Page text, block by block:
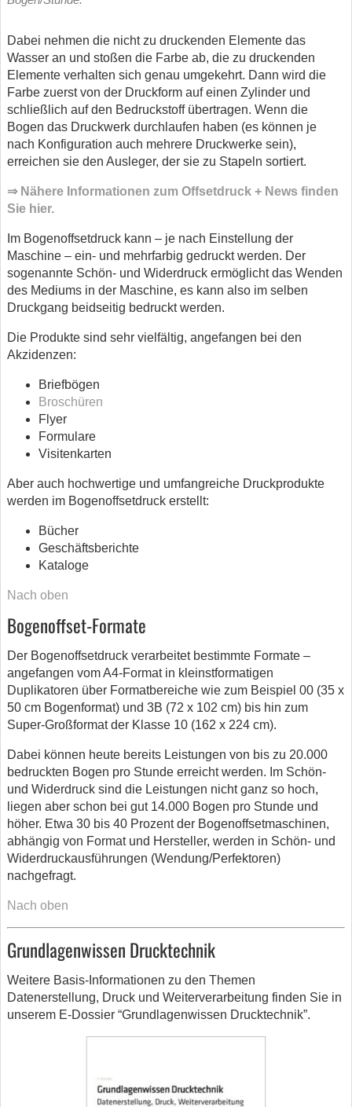
Dabei nehmen die nicht zu druckenden Elemente das
Wasser an und stoßen die Farbe ab, die zu druckenden
Elemente verhalten sich genau umgekehrt. Dann wird die
Farbe zuerst von der Druckform auf einen Zylinder und
schließlich auf den Bedruckstoff übertragen. Wenn die
Bogen das Druckwerk durchlaufen haben (es können je
nach Konfiguration auch mehrere Druckwerke sein),
erreichen sie den Ausleger, der sie zu Stapeln sortiert.
⇒ Nähere Informationen zum Offsetdruck + News finden
Sie hier.
Im Bogenoffsetdruck kann – je nach Einstellung der
Maschine – ein- und mehrfarbig gedruckt werden. Der
sogenannte Schön- und Widerdruck ermöglicht das Wenden
des Mediums in der Maschine, es kann also im selben
Druckgang beidseitig bedruckt werden.
Die Produkte sind sehr vielfältig, angefangen bei den
Akzidenzen:
Briefbögen
Broschüren
Flyer
Formulare
Visitenkarten
Aber auch hochwertige und umfangreiche Druckprodukte
werden im Bogenoffsetdruck erstellt:
Bücher
Geschäftsberichte
Kataloge
Nach oben
Bogenoffset-Formate
Der Bogenoffsetdruck verarbeitet bestimmte Formate –
angefangen vom A4-Format in kleinstformatigen
Duplikatoren über Formatbereiche wie zum Beispiel 00 (35 x
50 cm Bogenformat) und 3B (72 x 102 cm) bis hin zum
Super-Großformat der Klasse 10 (162 x 224 cm).
Dabei können heute bereits Leistungen von bis zu 20.000
bedruckten Bogen pro Stunde erreicht werden. Im Schön-
und Widerdruck sind die Leistungen nicht ganz so hoch,
liegen aber schon bei gut 14.000 Bogen pro Stunde und
höher. Etwa 30 bis 40 Prozent der Bogenoffsetmaschinen,
abhängig von Format und Hersteller, werden in Schön- und
Widerdruckausführungen (Wendung/Perfektoren)
nachgefragt.
Nach oben
Grundlagenwissen Drucktechnik
Weitere Basis-Informationen zu den Themen
Datenerstellung, Druck und Weiterverarbeitung finden Sie in
unserem E-Dossier “Grundlagenwissen Drucktechnik”.